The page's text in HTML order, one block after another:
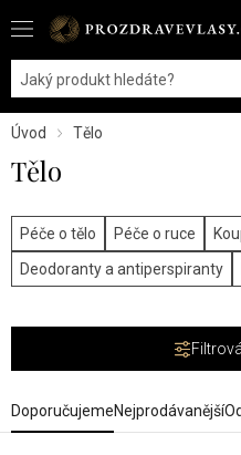
Úvod Tělo
Tělo
Péče o tělo Péče o ruce
Deodoranty a antiperspiranty
DoporučujemeNejprodávanější